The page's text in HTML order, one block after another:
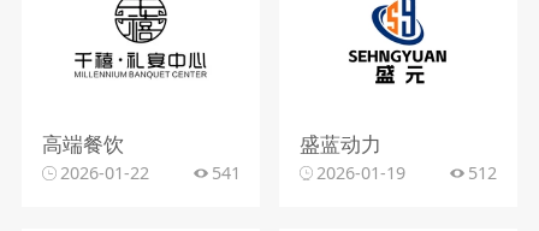
高端餐饮
2026-01-22 541
盛蓝动力
2026-01-19 512